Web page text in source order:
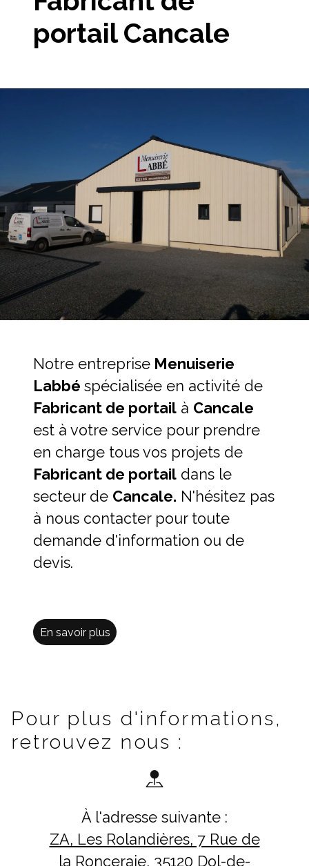
portail Cancale
Notre entreprise Menuiserie
Labbé spécialisée en activité de
Fabricant de portail à Cancale
est à votre service pour prendre
en charge tous vos projets de
Fabricant de portail dans le
secteur de Cancale. N'hésitez pas
à nous contacter pour toute
demande d'information ou de
devis.
En savoir plus
Pour plus d'informations,
retrouvez nous :
À l'adresse suivante :
ZA, Les Rolandières, 7 Rue de
la Ronceraie, 35120 Dol-de-